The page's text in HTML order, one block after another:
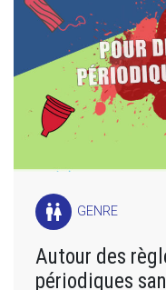
wc GENRE
Autour des
périodiques